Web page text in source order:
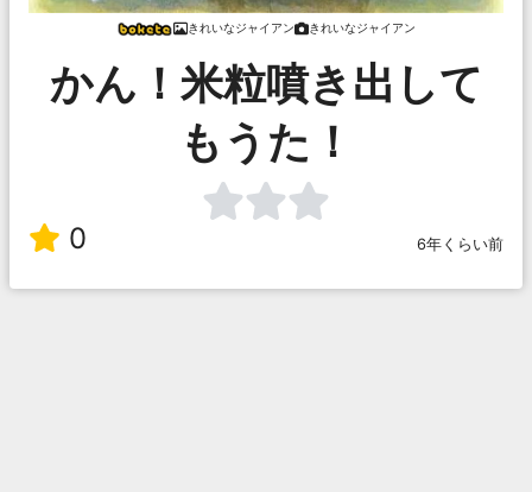
きれいなジャイアン きれいなジャイアン
かん！米粒噴き出して
もうた！
0 6年くらい前